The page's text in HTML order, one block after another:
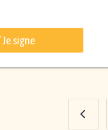
Je signe